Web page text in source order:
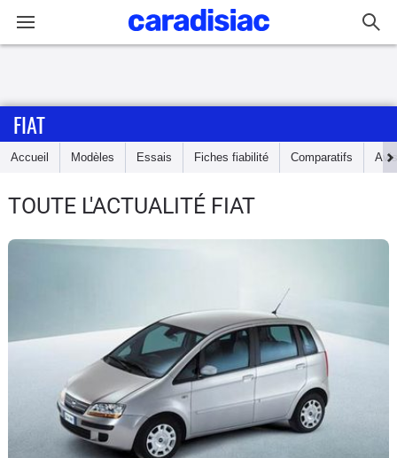
Accueil
Essais
Auto
FIAT
Accueil Modèles Essais Fiches fiabilité Comparatifs Avis
TOUTE L'ACTUALITÉ FIAT